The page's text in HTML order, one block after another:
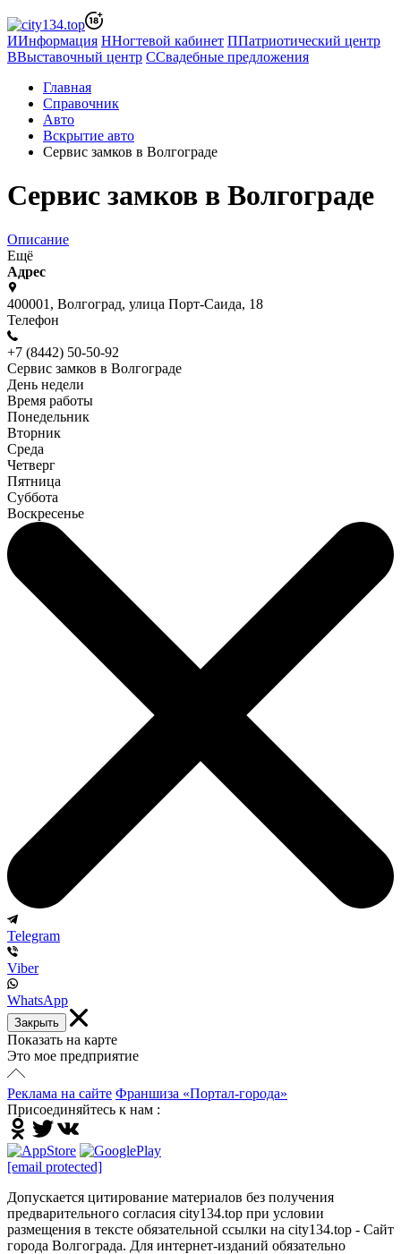
ИИнформация ННогтевой кабинет ППатриотический центр
ВВыставочный центр ССвадебные предложения
Главная
Справочник
Авто
Вскрытие авто
Сервис замков в Волгограде
Сервис замков в Волгограде
Описание
Ещё
Адрес
400001, Волгоград, улица Порт-Саида, 18
Телефон
+7 (8442) 50-50-92
Сервис замков в Волгограде
День недели
Время работы
Понедельник
Вторник
Среда
Четверг
Пятница
Суббота
Воскресенье
Telegram
Viber
WhatsApp
Закрыть
Показать на карте
Это мое предприятие
Реклама на сайте Франшиза «Портал-города»
Присоединяйтесь к нам :
[email protected]
Допускается цитирование материалов без получения
предварительного согласия city134.top при условии
размещения в тексте обязательной ссылки на city134.top - Сайт
города Волгограда. Для интернет-изданий обязательно